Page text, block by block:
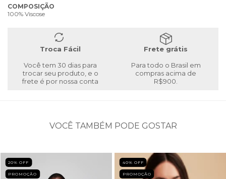
COMPOSIÇÃO
100% Viscose
Troca Fácil
Você tem 30 dias para
trocar seu produto, e o
frete é por nossa conta
Frete grátis
Para todo o Brasil em
compras acima de
R$900.
VOCÊ TAMBÉM PODE GOSTAR
20% OFF
PROMOÇÃO
40% OFF
PROMOÇÃO